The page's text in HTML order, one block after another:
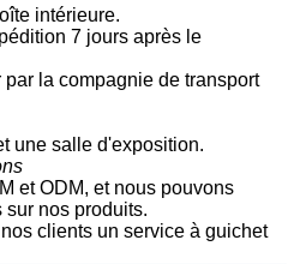
intérieure.
7 jours après le
la compagnie de transport
une salle d'exposition.
et ODM, et nous pouvons
nos produits.
clients un service à guichet